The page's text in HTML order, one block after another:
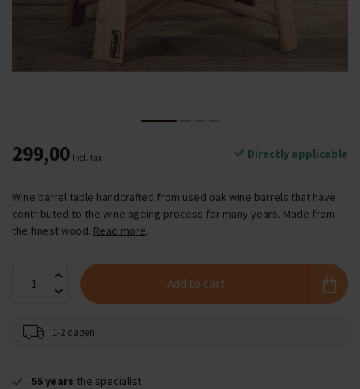
299,00 Incl. tax Directly applicable
Wine barrel table handcrafted from used oak wine barrels that have
contributed to the wine ageing process for many years. Made from
the finest wood. Read more.
Add to cart
1-2 dagen
55 years the specialist